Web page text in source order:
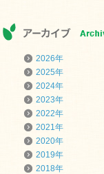
2026年
2025年
2024年
2023年
2022年
2021年
2020年
2019年
2018年